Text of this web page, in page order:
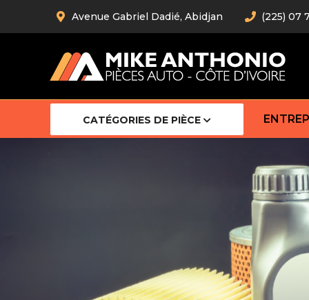
Avenue Gabriel Dadié, Abidjan (225) 07
CATÉGORIES DE PIÈCE
Barre
Barre
Robot
Bras
Cardan